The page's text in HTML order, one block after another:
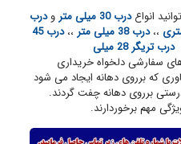
انواعدرب 30 میلی متر ودرب
،، درب 38 میلی متر ،،
درب 45
درب تریگر 28 میلی
سفارشی دلخواه خریداری
که برروی دهانه ایجاد می شود
برروی دهانه چفت گردند.
مهم برخوردارند.